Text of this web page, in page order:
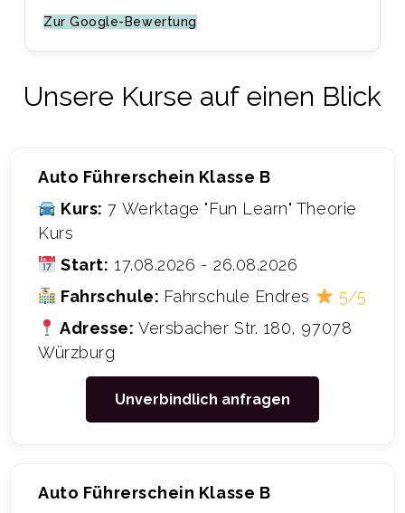
Ferienschnellkurs für die
Theoriestunden und das Fahren bevor
man die Theorieprüfung bestanden hat.
Feedbacks am Ende der Fahrstunde
ich von A nach B abgeholt und
hingefahren werden, was nicht von
meiner Fahrzeit abgezogen wurde, so
bin echt dankbar in den letzten 3-4
Monaten in guten Händen aufgehoben
gewesen zu sein. Wirklich eine super
Fahrschule, würde ich jedem so weiter
Zur Google-Bewertung
Unsere Kurse auf einen Blick
Auto Führerschein Klasse B
Kurs: 7 Werktage "Fun Learn" Theorie
Kurs
Start: 17.08.2026 - 26.08.2026
Fahrschule: Fahrschule Endres
5/5
Adresse:Versbacher Str. 180, 97078
Würzburg
Unverbindlich anfragen
Auto Führerschein Klasse B